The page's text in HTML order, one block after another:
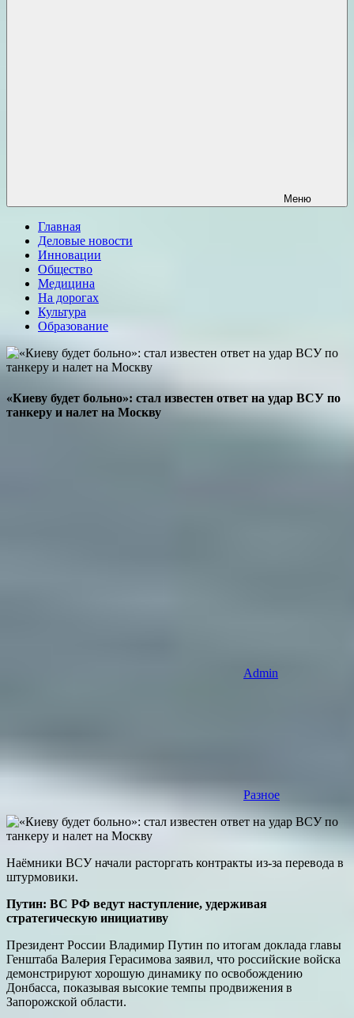
Меню
Главная
Деловые новости
Инновации
Общество
Медицина
На дорогах
Культура
Образование
«Киеву будет больно»: стал известен ответ на удар ВСУ по
танкеру и налет на Москву
Admin
Разное
Наёмники ВСУ начали расторгать контракты из-за перевода в
штурмовики.
Путин: ВС РФ ведут наступление, удерживая
стратегическую инициативу
Президент России Владимир Путин по итогам доклада главы
Генштаба Валерия Герасимова заявил, что российские войска
демонстрируют хорошую динамику по освобождению
Донбасса, показывая высокие темпы продвижения в
Запорожской области.